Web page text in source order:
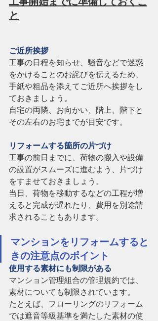
と
ご近所挨拶
工事の日程を知らせ、騒音などで迷惑
をかけることのお詫びを伝えるため、
手紙や粗品を添えてご近所へ挨拶をし
ておきましょう。
自宅の両隣、お向かい、階上、階下と
その左右のお宅までが目安です。
リフォームする箇所の片づけ
工事の前日までに、荷物の搬入や設備
の設置がスムーズに進むよう、片づけ
をすませておきましょう。
当日、荷物を移動するなどの工程が増
えると完成が遅れたり、費用を別途請
求されることもあります。
マンションをリフォームすると
きの注意点のポイント
使用する素材にも制限がある
マンション管理組合の管理規約では、
素材についても制限されています。
たとえば、フローリングのリフォーム
では遮音等級基準を満たした素材の使